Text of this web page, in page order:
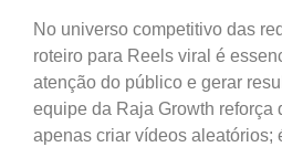
No universo competitivo das
roteiro para Reels viral é
atenção do público e gerar
equipe da Raja Growth reforça
apenas criar vídeos aleatórios;